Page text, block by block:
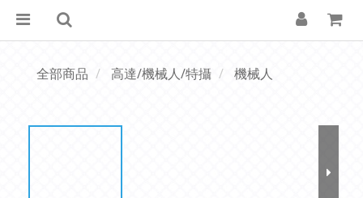
全部商品 高達/機械人/特攝 機械人